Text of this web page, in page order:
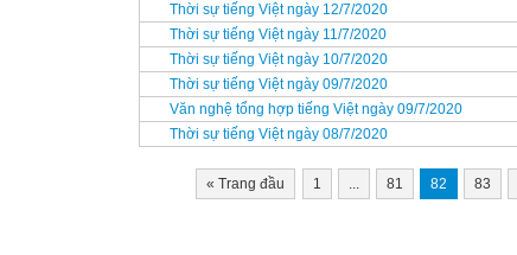
Thời sự tiếng Việt ngày 12/7/2020
Thời sự tiếng Việt ngày 11/7/2020
Thời sự tiếng Việt ngày 10/7/2020
Thời sự tiếng Việt ngày 09/7/2020
Văn nghệ tổng hợp tiếng Việt ngày 09/7/2020
Thời sự tiếng Việt ngày 08/7/2020
« Trang đầu 1 ... 81 82 83